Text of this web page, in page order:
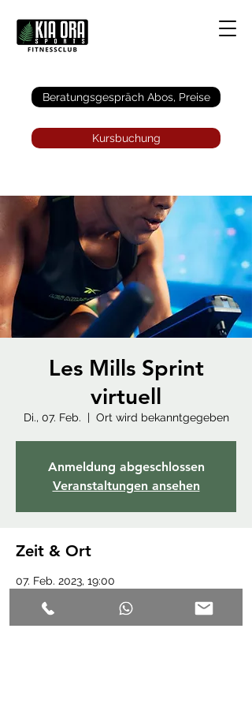
Beratungsgespräch Abos, Preise
Kursbuchung
Les Mills Sprint
virtuell
Di., 07. Feb.
  |
Ort wird bekanntgegeben
Anmeldung abgeschlossen
Veranstaltungen ansehen
Zeit & Ort
07. Feb. 2023, 19:00